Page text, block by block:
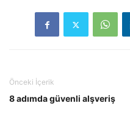
Önceki İçerik
8 adımda güvenli alşveriş